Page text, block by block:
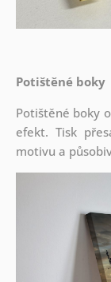
Potištěné boky
Potištěné boky
efekt. Tisk
motivu a